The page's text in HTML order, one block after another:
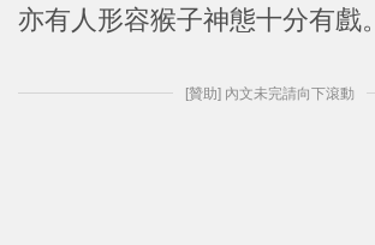
亦有人形容猴子神態十分有戲。
[贊助] 內文未完請向下滾動